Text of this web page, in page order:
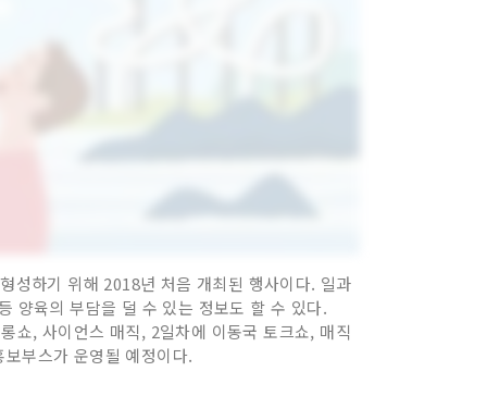
성하기 위해 2018년 처음 개최된 행사이다. 일과
양육의 부담을 덜 수 있는 정보도 할 수 있다.
쇼, 사이언스 매직, 2일차에 이동국 토크쇼, 매직
부스가 운영될 예정이다.